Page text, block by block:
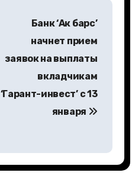
Банк ‘Ак барс’
начнет прием
заявок на выплаты
вкладчикам
‘Гарант-инвест’ с 13
января